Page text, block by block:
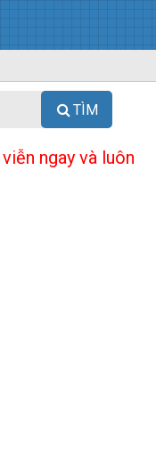
TÌM
ngay và luôn